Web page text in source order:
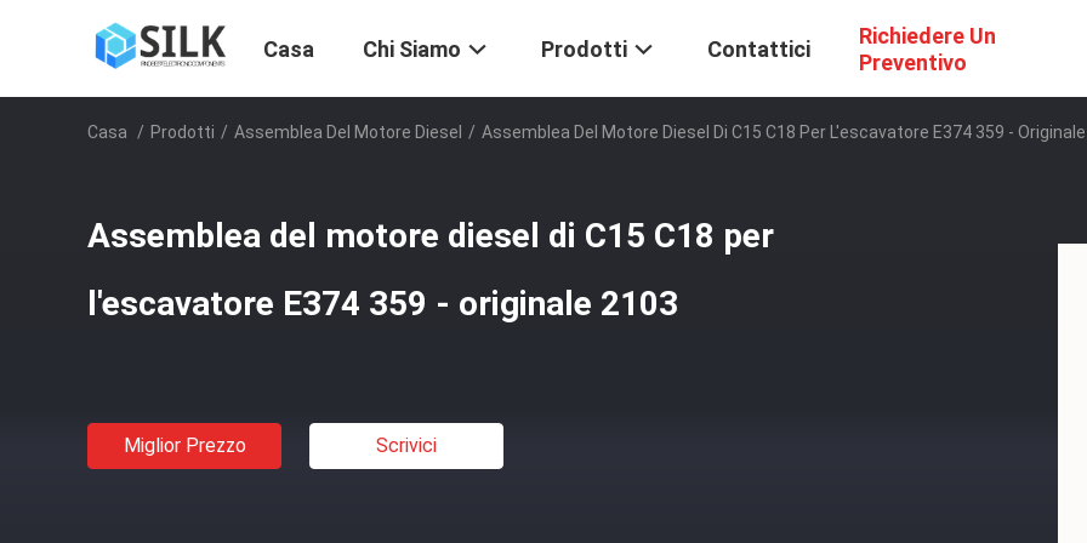
Casa Chi Siamo Prodotti Contattici
Richiedere Un
Preventivo
Casa / Prodotti / Assemblea Del Motore Diesel / Assemblea Del Motore Diesel Di C15 C18 Per L'escavatore E374 359 -
Assemblea del motore diesel di C15 C18 per
l'escavatore E374 359 - originale 2103
Miglior Prezzo Scrivici